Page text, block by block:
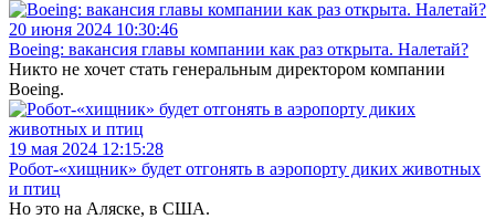
20 июня 2024 10:30:46
Boeing: вакансия главы компании как раз открыта. Налетай?
Никто не хочет стать генеральным директором компании
Boeing.
19 мая 2024 12:15:28
Робот-«хищник» будет отгонять в аэропорту диких животных
и птиц
Но это на Аляске, в США.